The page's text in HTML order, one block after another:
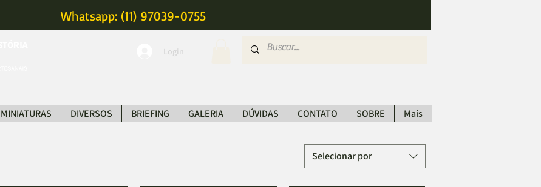
Whatsapp: (11) 97039-0755
Login
MINIATURAS DIVERSOS BRIEFING GALERIA DÚVIDAS CONTATO SOBRE Mais
Selecionar por